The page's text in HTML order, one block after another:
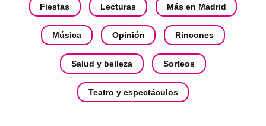
Fiestas Lecturas Más en Madrid
Música Opinión Rincones
Salud y belleza Sorteos
Teatro y espectáculos